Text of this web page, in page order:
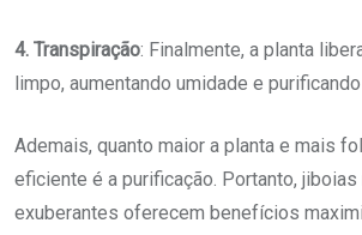
4. Transpiração: Finalmente, a planta
limpo, aumentando umidade e
Ademais, quanto maior a planta e mais
eficiente é a purificação. Portanto, jiboias
exuberantes oferecem benefícios